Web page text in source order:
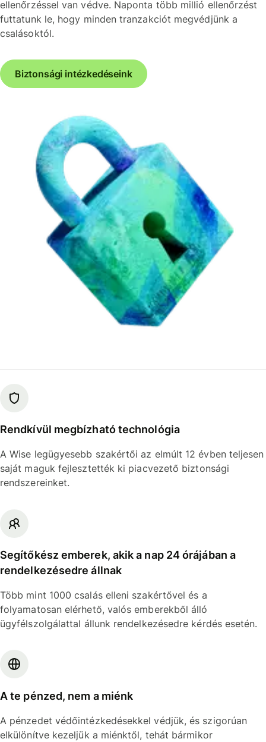
ellenőrzéssel van védve. Naponta több millió ellenőrzést
futtatunk le, hogy minden tranzakciót megvédjünk a
csalásoktól.
Biztonsági intézkedéseink
Rendkívül megbízható technológia
A Wise legügyesebb szakértői az elmúlt 12 évben teljesen
saját maguk fejlesztették ki piacvezető biztonsági
rendszereinket.
Segítőkész emberek, akik a nap 24 órájában a
rendelkezésedre állnak
Több mint 1000 csalás elleni szakértővel és a
folyamatosan elérhető, valós emberekből álló
ügyfélszolgálattal állunk rendelkezésedre kérdés esetén.
A te pénzed, nem a miénk
A pénzedet védőintézkedésekkel védjük, és szigorúan
elkülönítve kezeljük a miénktől, tehát bármikor